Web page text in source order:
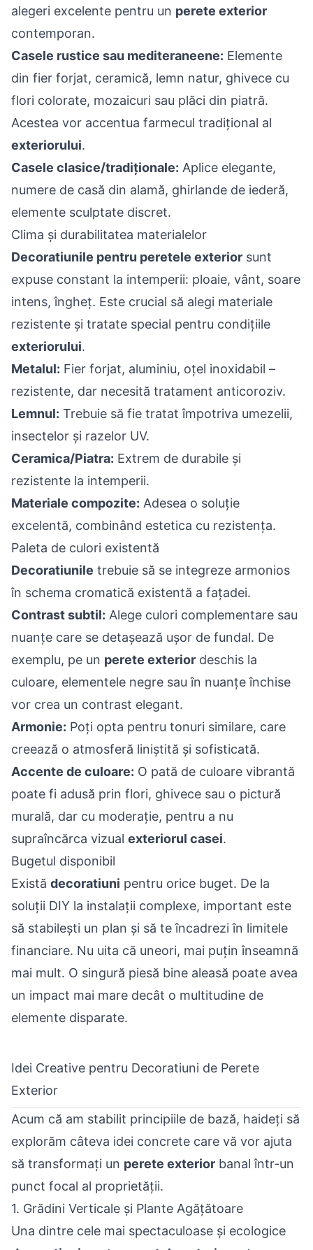
alegeri excelente pentru un perete exterior
contemporan.
Casele rustice sau mediteraneene: Elemente
din fier forjat, ceramică, lemn natur, ghivece cu
flori colorate, mozaicuri sau plăci din piatră.
Acestea vor accentua farmecul tradițional al
exteriorului.
Casele clasice/tradiționale: Aplice elegante,
numere de casă din alamă, ghirlande de iederă,
elemente sculptate discret.
Clima și durabilitatea materialelor
Decoratiunile pentru peretele exterior sunt
expuse constant la intemperii: ploaie, vânt, soare
intens, îngheț. Este crucial să alegi materiale
rezistente și tratate special pentru condițiile
exteriorului.
Metalul: Fier forjat, aluminiu, oțel inoxidabil –
rezistente, dar necesită tratament anticoroziv.
Lemnul: Trebuie să fie tratat împotriva umezelii,
insectelor și razelor UV.
Ceramica/Piatra: Extrem de durabile și
rezistente la intemperii.
Materiale compozite: Adesea o soluție
excelentă, combinând estetica cu rezistența.
Paleta de culori existentă
Decoratiunile trebuie să se integreze armonios
în schema cromatică existentă a fațadei.
Contrast subtil: Alege culori complementare sau
nuanțe care se detașează ușor de fundal. De
exemplu, pe un perete exterior deschis la
culoare, elementele negre sau în nuanțe închise
vor crea un contrast elegant.
Armonie: Poți opta pentru tonuri similare, care
creează o atmosferă liniștită și sofisticată.
Accente de culoare: O pată de culoare vibrantă
poate fi adusă prin flori, ghivece sau o pictură
murală, dar cu moderație, pentru a nu
supraîncărca vizual exteriorul casei.
Bugetul disponibil
Există decoratiuni pentru orice buget. De la
soluții DIY la instalații complexe, important este
să stabilești un plan și să te încadrezi în limitele
financiare. Nu uita că uneori, mai puțin înseamnă
mai mult. O singură piesă bine aleasă poate avea
un impact mai mare decât o multitudine de
elemente disparate.
Idei Creative pentru Decoratiuni de Perete
Exterior
Acum că am stabilit principiile de bază, haideți să
explorăm câteva idei concrete care vă vor ajuta
să transformați un perete exterior banal într-un
punct focal al proprietății.
1. Grădini Verticale și Plante Agățătoare
Una dintre cele mai spectaculoase și ecologice